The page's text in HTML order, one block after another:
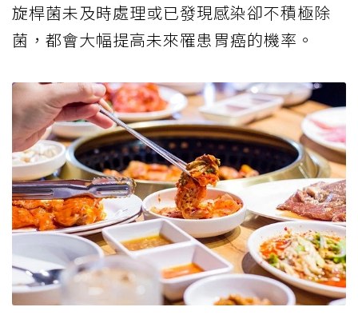
旋桿菌未及時處理或已發現感染卻不積極除
菌，都會大幅提高未來罹患胃癌的機率。